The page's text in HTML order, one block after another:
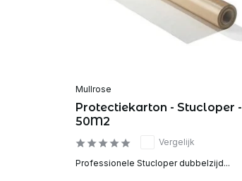
Mullrose
Protectiekarton - Stucloper -
50M2
Vergelijk
Professionele Stucloper dubbelzijd...